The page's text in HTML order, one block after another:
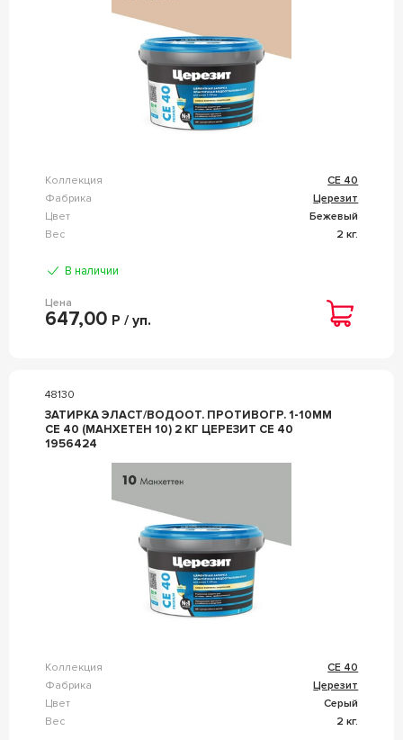
Коллекция
CE 40
Фабрика
Церезит
Цвет
Бежевый
Вес
2 кг.
В наличии
Цена
647,00 Р / уп.
48130
ЗАТИРКА ЭЛАСТ/ВОДООТ. ПРОТИВОГР. 1-10ММ
СЕ 40 (МАНХЕТЕН 10) 2 КГ ЦЕРЕЗИТ CE 40
1956424
Коллекция
CE 40
Фабрика
Церезит
Цвет
Серый
Вес
2 кг.